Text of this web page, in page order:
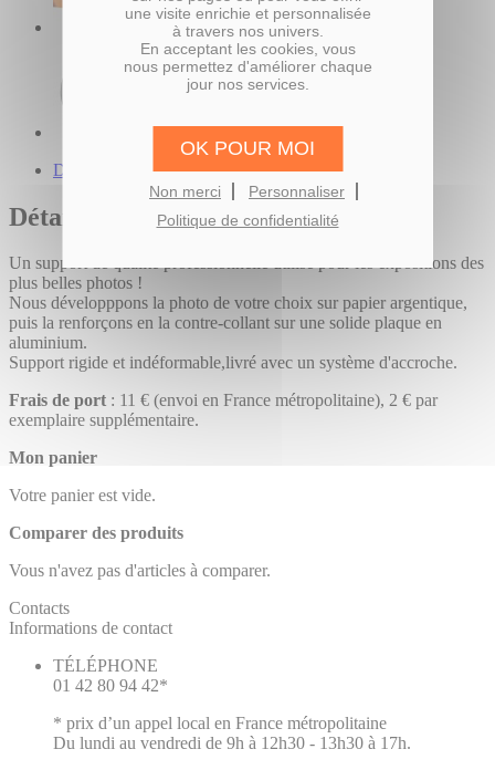
une visite enrichie et personnalisée
à travers nos univers.
En acceptant les cookies, vous
nous permettez d'améliorer chaque
jour nos services.
OK POUR MOI
Non merci
Personnaliser
Politique de confidentialité
Description du produit
Détails
Un support de qualité professionnelle utilisé pour les expositions des
plus belles photos !
Nous développpons la photo de votre choix sur papier argentique,
puis la renforçons en la contre-collant sur une solide plaque en
aluminium.
Support rigide et indéformable,livré avec un système d'accroche.
Frais de port : 11 € (envoi en France métropolitaine), 2 € par
exemplaire supplémentaire.
Mon panier
Votre panier est vide.
Comparer des produits
Vous n'avez pas d'articles à comparer.
Contacts
Informations de contact
TÉLÉPHONE
01 42 80 94 42*
* prix d’un appel local en France métropolitaine
Du lundi au vendredi de 9h à 12h30 - 13h30 à 17h.